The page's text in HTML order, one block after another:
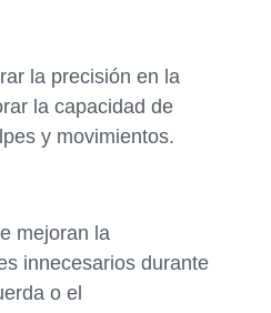
la precisión en la
la capacidad de
y movimientos.
mejoran la
innecesarios durante
o el